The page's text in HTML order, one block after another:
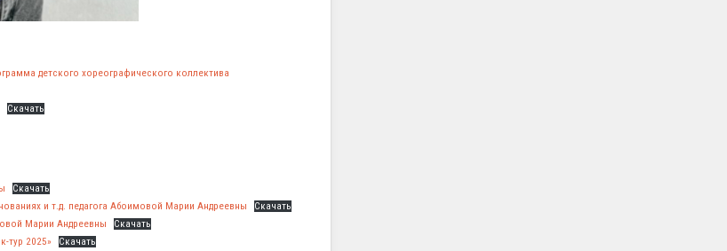
детского хореографического коллектива
Скачать
Скачать
и т.д. педагога Абоимовой Марии Андреевны
Скачать
Марии Андреевны
Скачать
тур 2025»
Скачать